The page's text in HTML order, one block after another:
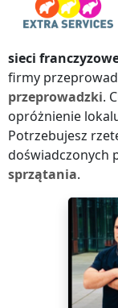
sieci
firmy
przeprowadzki.
opróżnienie
Potrzebujesz
doświadczonych
sprzątania.